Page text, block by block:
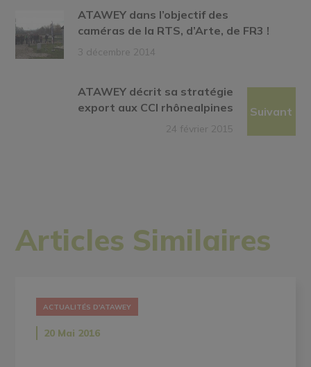
ATAWEY dans l’objectif des
caméras de la RTS, d’Arte, de FR3 !
3 décembre 2014
ATAWEY décrit sa stratégie
export aux CCI rhônealpines
24 février 2015
Suivant
Articles Similaires
ACTUALITÉS D'ATAWEY
20 Mai 2016